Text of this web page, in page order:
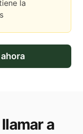
la
ahora
a